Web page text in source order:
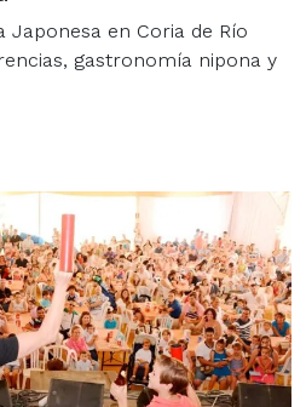
Japonesa en Coria de Río
gastronomía nipona y